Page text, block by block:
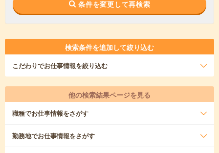
条件を変更して再検索
検索条件を追加して絞り込む
こだわりでお仕事情報を絞り込む
他の検索結果ページを見る
職種でお仕事情報をさがす
勤務地でお仕事情報をさがす